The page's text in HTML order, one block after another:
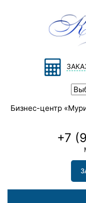
Бизнес-центр
+7